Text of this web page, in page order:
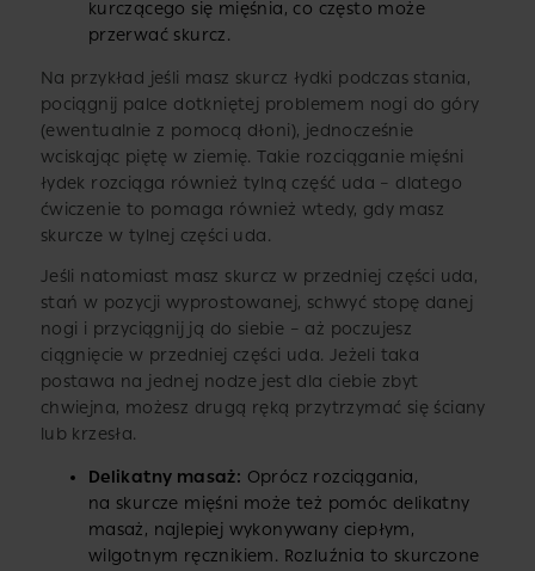
kurczącego się mięśnia, co często może
przerwać skurcz.
Na przykład jeśli masz skurcz łydki podczas stania,
pociągnij palce dotkniętej problemem nogi do góry
(ewentualnie z pomocą dłoni), jednocześnie
wciskając piętę w ziemię. Takie rozciąganie mięśni
łydek rozciąga również tylną część uda – dlatego
ćwiczenie to pomaga również wtedy, gdy masz
skurcze w tylnej części uda.
Jeśli natomiast masz skurcz w przedniej części uda,
stań w pozycji wyprostowanej, schwyć stopę danej
nogi i przyciągnij ją do siebie – aż poczujesz
ciągnięcie w przedniej części uda. Jeżeli taka
postawa na jednej nodze jest dla ciebie zbyt
chwiejna, możesz drugą ręką przytrzymać się ściany
lub krzesła.
Delikatny masaż: Oprócz rozciągania,
na skurcze mięśni może też pomóc delikatny
masaż, najlepiej wykonywany ciepłym,
wilgotnym ręcznikiem. Rozluźnia to skurczone